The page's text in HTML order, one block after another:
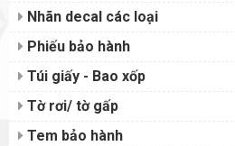
Nhãn decal các loại
Phiếu bảo hành
Túi giấy - Bao xốp
Tờ rơi/ tờ gấp
Tem bảo hành